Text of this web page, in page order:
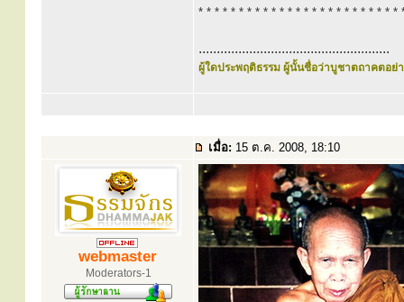
* * * * * * * * * * * * * * * * * * * * * * * * *
.....................................................
ผู้ใดประพฤติธรรม ผู้นั้นชื่อว่าบูชาตถาคตอย่า
เมื่อ: 15 ต.ค. 2008, 18:10
webmaster
Moderators-1